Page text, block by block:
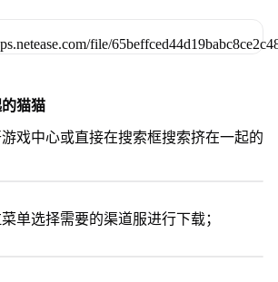
猫猫
戏中心或直接在搜索框搜索挤在一起的
单选择需要的渠道服进行下载；